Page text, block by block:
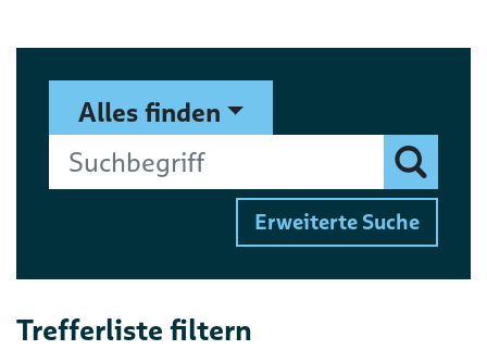
Suchformular
Alles finden
Suchbegriff
Finden
Erweiterte Suche
Trefferliste filtern